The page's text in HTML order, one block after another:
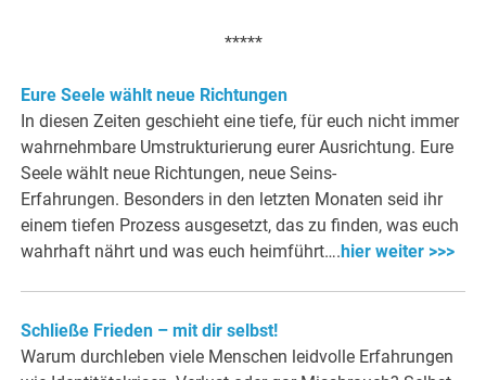
*****
Eure Seele wählt neue Richtungen
In diesen Zeiten geschieht eine tiefe, für euch nicht immer
wahrnehmbare Umstrukturierung eurer Ausrichtung. Eure
Seele wählt neue Richtungen, neue Seins-
Erfahrungen. Besonders in den letzten Monaten seid ihr
einem tiefen Prozess ausgesetzt, das zu finden, was euch
wahrhaft nährt und was euch heimführt…. hier weiter >>>
Schließe Frieden – mit dir selbst!
Warum durchleben viele Menschen leidvolle Erfahrungen